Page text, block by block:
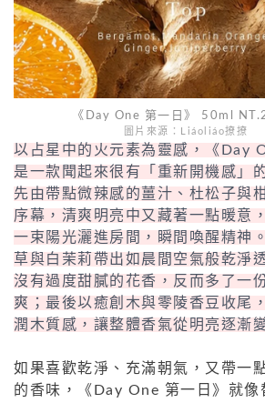
《Day One 第一日》 50ml
圖片來源：Liáoliáo撩撩
以占星中的火元素為靈感，《Day
是一款聞起來很有「重新開機感」
先由帶點微辣感的薑汁、杜松子與
序幕，清爽明亮中又藏著一點暖意
一束陽光灑進房間，瞬間喚醒精神
草與白茉莉帶出如晨間空氣般乾淨
沒有過度甜膩的花香，反而多了一
爽；最後以癒創木與零陵香豆收尾
潤木質感，讓整體香氣從明亮逐漸
如果喜歡乾淨、充滿朝氣，又帶一
的香味，《Day One 第一日》就像